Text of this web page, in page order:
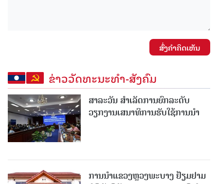
ສົ່ງຄໍາຄິດເຫັນ
ຂ່າວວັດທະນະທຳ-ສັງຄົມ
ສາລະວັນ ສໍາເລັດການຍົກລະດັບ
ວຽກງານເສນາທິການຮັບໃຊ້ການນໍາ
ການນຳແຂວງຫຼວງພະບາງ ຢ້ຽມ​ຢາມ